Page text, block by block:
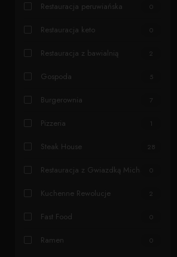
Restauracja peruwiańska 0
Restauracja keto 0
Restauracja z bawialnią 2
Gospoda 5
Burgerownia 7
Pizzeria 1
Steak House 28
Restauracja z Gwiazdką Michelin0
Kuchenne Rewolucje 2
Fast Food 0
Ramen 0